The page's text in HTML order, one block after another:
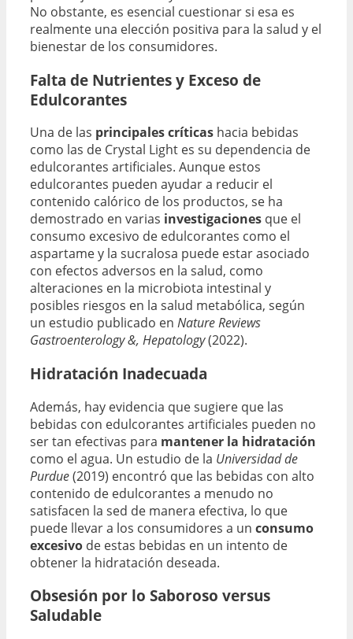
No obstante, es esencial cuestionar si esa es
realmente una elección positiva para la salud y el
bienestar de los consumidores.
Falta de Nutrientes y Exceso de
Edulcorantes
Una de las principales críticas hacia bebidas
como las de Crystal Light es su dependencia de
edulcorantes artificiales. Aunque estos
edulcorantes pueden ayudar a reducir el
contenido calórico de los productos, se ha
demostrado en varias investigaciones que el
consumo excesivo de edulcorantes como el
aspartame y la sucralosa puede estar asociado
con efectos adversos en la salud, como
alteraciones en la microbiota intestinal y
posibles riesgos en la salud metabólica, según
un estudio publicado en Nature Reviews
Gastroenterology &, Hepatology(2022).
Hidratación Inadecuada
Además, hay evidencia que sugiere que las
bebidas con edulcorantes artificiales pueden no
ser tan efectivas para mantener la hidratación
como el agua. Un estudio de la Universidad de
Purdue(2019) encontró que las bebidas con alto
contenido de edulcorantes a menudo no
satisfacen la sed de manera efectiva, lo que
puede llevar a los consumidores a un consumo
excesivo de estas bebidas en un intento de
obtener la hidratación deseada.
Obsesión por lo Saboroso versus
Saludable